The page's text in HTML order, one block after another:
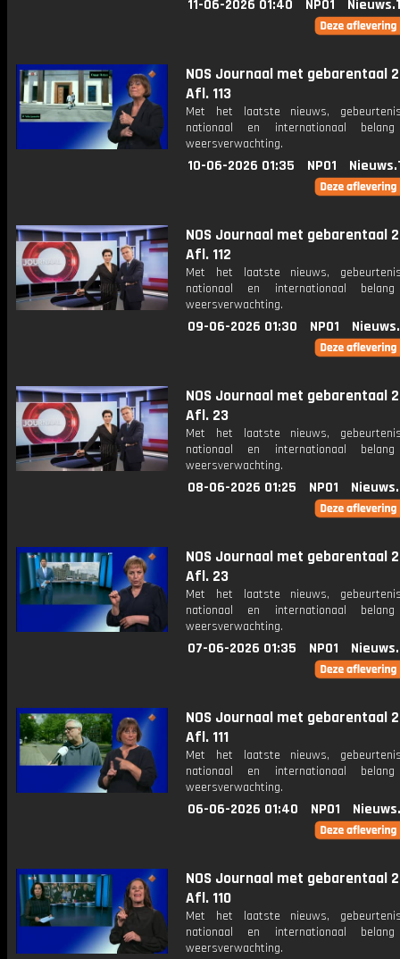
11-06-2026 01:40 NPO1
NOS Journaal met gebarentaal
Afl. 113
Met het laatste nieuws,
nationaal en internationaal
weersverwachting.
10-06-2026 01:35 NPO1
NOS Journaal met gebarentaal
Afl. 112
Met het laatste nieuws,
nationaal en internationaal
weersverwachting.
09-06-2026 01:30 NPO1
NOS Journaal met gebarentaal
Afl. 23
Met het laatste nieuws,
nationaal en internationaal
weersverwachting.
08-06-2026 01:25 NPO1
NOS Journaal met gebarentaal
Afl. 23
Met het laatste nieuws,
nationaal en internationaal
weersverwachting.
07-06-2026 01:35 NPO1
NOS Journaal met gebarentaal
Afl. 111
Met het laatste nieuws,
nationaal en internationaal
weersverwachting.
06-06-2026 01:40 NPO1
NOS Journaal met gebarentaal
Afl. 110
Met het laatste nieuws,
nationaal en internationaal
weersverwachting.